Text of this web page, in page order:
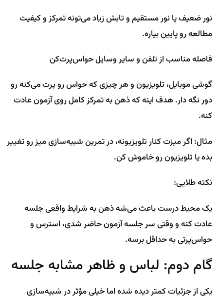
نور ضعیف یا نور مستقیم و تابش زیاد می‌تونه تمرکز و کیفیت
مطالعه رو پایین بیاره.
فاصله مناسب از تلفن و سایر وسایل حواس‌پرت‌کن
گوشی موبایل، تلویزیون و هر چیزی که حواس رو پرت می‌کنه رو
دور نگه دار. هدف اینه که ذهن به تمرکز کامل روی آزمون عادت
کنه.
مثال: اگر میزت کنار تلویزیونه، در تمرین شبیه‌سازی میز رو تغییر
بده یا تلویزیون رو خاموش کن.
نکته طلایی:
یک محیط درست باعث می‌شه ذهن به شرایط واقعی جلسه
عادت کنه و وقتی سر جلسه آزمون حاضر شدی، استرس و
حواس‌پرتی به حداقل برسه.
گام دوم: لباس و ظاهر مشابه جلسه
یکی از جزئیات کمتر دیده شده اما خیلی مؤثر در شبیه‌سازی